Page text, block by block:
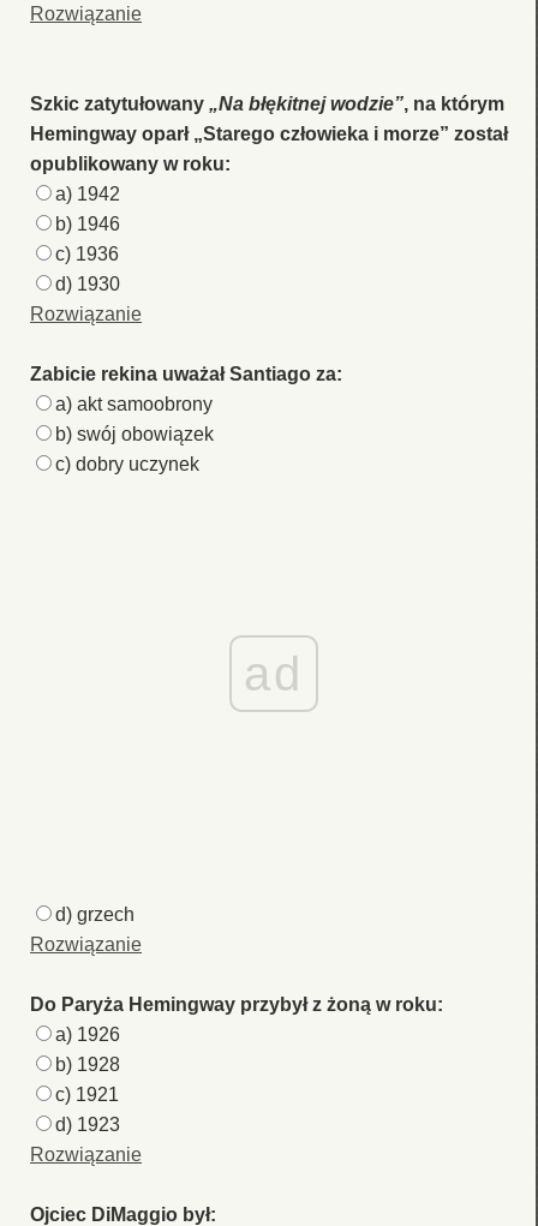
Rozwiązanie
Szkic zatytułowany „Na błękitnej wodzie”, na którym
Hemingway oparł „Starego człowieka i morze” został
opublikowany w roku:
a) 1942
b) 1946
c) 1936
d) 1930
Rozwiązanie
Zabicie rekina uważał Santiago za:
a) akt samoobrony
b) swój obowiązek
c) dobry uczynek
ad
d) grzech
Rozwiązanie
Do Paryża Hemingway przybył z żoną w roku:
a) 1926
b) 1928
c) 1921
d) 1923
Rozwiązanie
Ojciec DiMaggio był: